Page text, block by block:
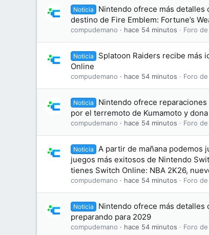
Noticia
Nintendo ofrece más detalles
destino de Fire Emblem: Fortune’s
compudemano hace 54 minutos Foro
Noticia
Splatoon Raiders recibe más
Online
compudemano hace 54 minutos Foro
Noticia
Nintendo ofrece
por el terremoto de Kumamoto y
compudemano hace 54 minutos Foro
Noticia
A partir de mañana podemos
juegos más exitosos de Nintendo
tienes Switch Online: NBA 2K26,
compudemano hace 54 minutos Foro
Noticia
Nintendo ofrece más
preparando para 2029
compudemano hace 54 minutos Foro